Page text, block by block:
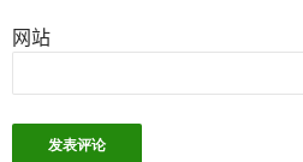
网站